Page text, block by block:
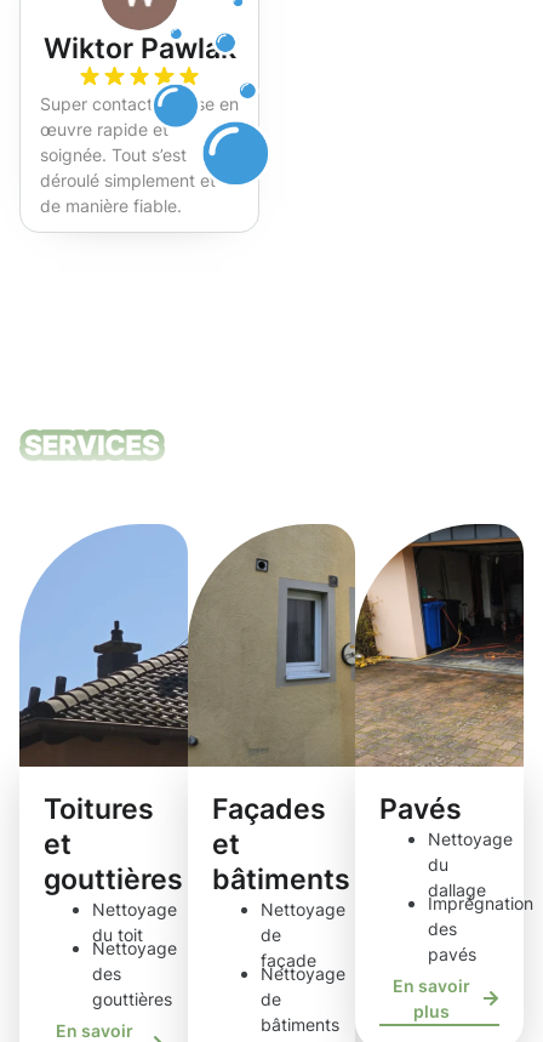
Wiktor Pawlak
Super contact et mise en
œuvre rapide et
soignée. Tout s’est
déroulé simplement et
de manière fiable.
Fortement recommandé !
Toitures
et
gouttières
Nettoyage
du toit
Nettoyage
des
gouttières
En savoir
Façades
et
bâtiments
Nettoyage
de
façade
Nettoyage
de
bâtiments
Pavés
Nettoyage
du
dallage
Imprégnation
des
pavés
En savoir
plus